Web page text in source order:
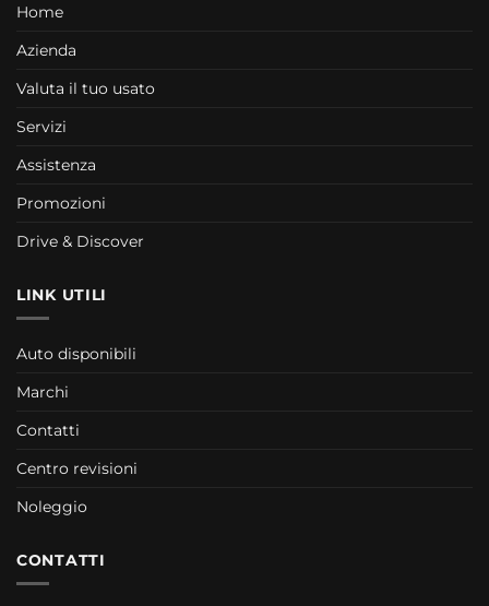
Home
Azienda
Valuta il tuo usato
Servizi
Assistenza
Promozioni
Drive & Discover
LINK UTILI
Auto disponibili
Marchi
Contatti
Centro revisioni
Noleggio
CONTATTI